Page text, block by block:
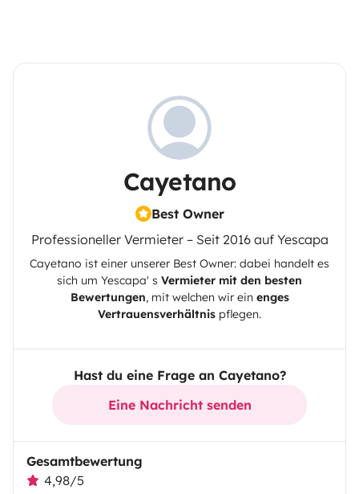
Cayetano
Best Owner
Professioneller Vermieter – Seit 2016 auf Yescapa
Cayetano ist einer unserer Best Owner: dabei handelt es
sich um Yescapa' s Vermieter mit den besten
Bewertungen, mit welchen wir ein enges
Vertrauensverhältnis pflegen.
Hast du eine Frage an Cayetano?
Eine Nachricht senden
Gesamtbewertung
4,98/5